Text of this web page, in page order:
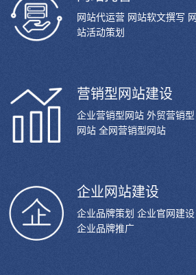
网站代运营 网站软文撰写 网
站活动策划
营销型网站建设
企业营销型网站 外贸营销型
网站 全网营销型网站
企业网站建设
企业品牌策划 企业官网建设
企业品牌推广